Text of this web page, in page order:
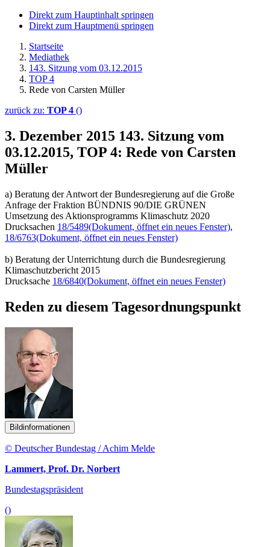
Direkt zum Hauptinhalt springen
Direkt zum Hauptmenü springen
Startseite
Mediathek
143. Sitzung vom 03.12.2015
TOP 4
Rede von Carsten Müller
zurück zu: TOP 4 ()
3. Dezember 2015 143. Sitzung vom
03.12.2015, TOP 4: Rede von Carsten
Müller
a) Beratung der Antwort der Bundesregierung auf die Große
Anfrage der Fraktion BÜNDNIS 90/DIE GRÜNEN
Umsetzung des Aktionsprogramms Klimaschutz 2020
Drucksachen 18/5489(Dokument, öffnet ein neues Fenster),
18/6763(Dokument, öffnet ein neues Fenster)
b) Beratung der Unterrichtung durch die Bundesregierung
Klimaschutzbericht 2015
Drucksache 18/6840(Dokument, öffnet ein neues Fenster)
Reden zu diesem Tagesordnungspunkt
Bildinformationen
© Deutscher Bundestag / Achim Melde
Lammert, Prof. Dr. Norbert
Bundestagspräsident
()